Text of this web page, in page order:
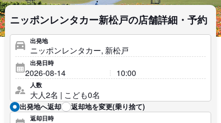
ニッポンレンタカー新松戸の店舗詳細・予約
出発地
出発日時
人数
出発地へ返却 返却地を変更(乗り捨て)
返却日時